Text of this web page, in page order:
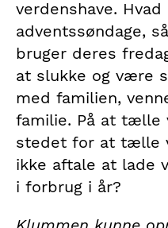
verdenshave.
adventssøndage,
bruger deres
at slukke og være
med familien,
familie. På at tælle
stedet for at tælle
ikke aftale at lade
i forbrug i år?